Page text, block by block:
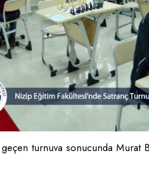
turnuva sonucunda Murat